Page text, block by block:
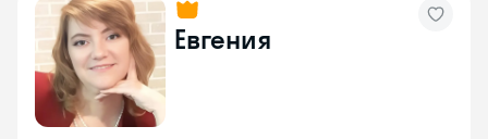
Евгения